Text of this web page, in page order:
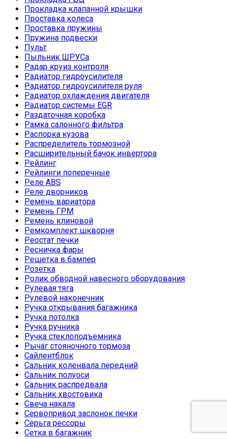
Прокладка клапанной крышки
Проставка колеса
Проставка пружины
Пружина подвески
Пульт
Пыльник ШРУСа
Радар круиз контроля
Радиатор гидроусилителя
Радиатор гидроусилителя руля
Радиатор охлаждения двигателя
Радиатор системы EGR
Раздаточная коробка
Рамка салонного фильтра
Распорка кузова
Распределитель тормозной
Расширительный бачок инвертора
Рейлинг
Рейлинги поперечные
Реле ABS
Реле дворников
Ремень вариатора
Ремень ГРМ
Ремень клиновой
Ремкомплект шкворня
Реостат печки
Ресничка фары
Решетка в бампер
Розетка
Ролик обводной навесного оборудования
Рулевая тяга
Рулевой наконечник
Ручка открывания багажника
Ручка потолка
Ручка ручника
Ручка стеклоподъемника
Рычаг стояночного тормоза
Сайлентблок
Сальник коленвала передний
Сальник полуоси
Сальник распредвала
Сальник хвостовика
Свеча накала
Сервопривод заслонок печки
Серьга рессоры
Сетка в багажник